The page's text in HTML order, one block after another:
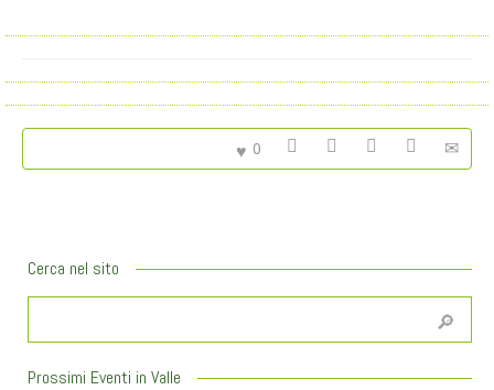
0
Cerca nel sito
Prossimi Eventi in Valle